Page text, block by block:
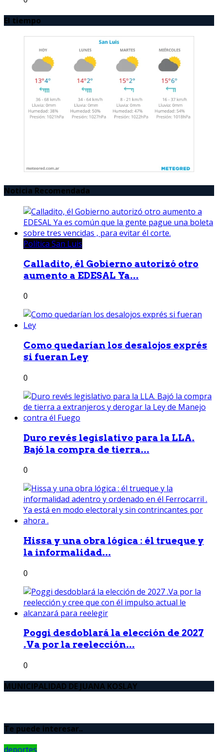
El tiempo
Noticia Recomendada
Política San Luis
Calladito, él Gobierno autorizó otro
aumento a EDESAL Ya...
0
Como quedarían los desalojos exprés
si fueran Ley
0
Duro revés legislativo para la LLA.
Bajó la compra de tierra...
0
Hissa y una obra lógica : él trueque y
la informalidad...
0
Poggi desdoblará la elección de 2027
.Va por la reelección...
0
MUNICIPALIDAD DE JUANA KOSLAY
Te puede interesar..
deportes